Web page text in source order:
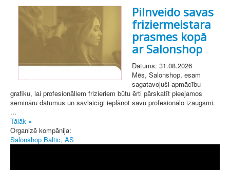
Pilnveido savas
friziermeistara
prasmes kopā
ar Salonshop
Datums: 31.08.2026
Mēs, Salonshop, esam
sagatavojuši apmācību
grafiku, lai profesionāliem frizieriem būtu ērti pārskatīt pieejamos
semināru datumus un savlaicīgi ieplānot savu profesionālo izaugsmi.
...
Tālāk »
Organizē kompānija:
Salonshop Baltic, AS